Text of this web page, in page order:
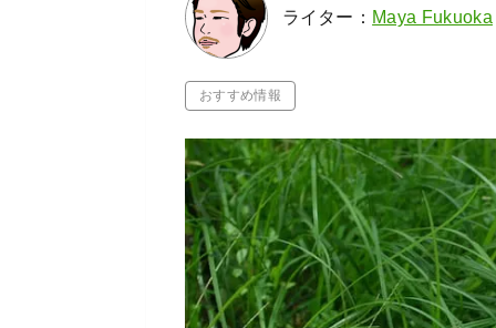
ライター： Maya Fukuoka
おすすめ情報